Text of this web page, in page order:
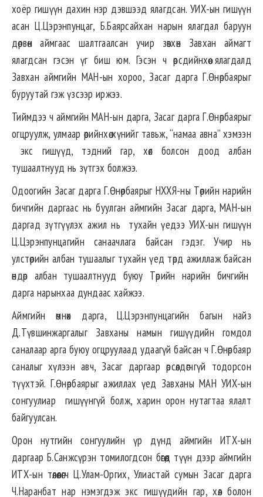
хоёр гишүүн дахин нэр дэвшээд ялагдсан. УИХ-ын гишүүн
асан Ц.Цэрэнпунцаг, Б.Баярсайхан нарын ялагдал баруун
дөрвөн аймгаас шалтгаалсан учир зөвхөн Завхан аймагт
ялагдсан гэсэн үг биш юм. Гэсэн ч өөрсдийнхөө ялагдалд
Завхан аймгийн МАН-ын хороо, Засаг дарга Г.Өнөрбаярыг
буруутай гэж үзсээр иржээ.
Тиймдээ ч аймгийн МАН-ын дарга, Засаг дарга Г.Өнөрбаярыг
огцруулж, улмаар өөрийнхөө хүнийг тавьж, “намаа авна” хэмээн
экс гишүүд, тэдний гар, хөл болсон доод албан
тушаалтнууд нь зүтгэх болжээ.
Одоогийн Засаг дарга Г.Өнөрбаярыг НХХЯ-ны Төрийн нарийн
бичгийн даргаас нь буулган аймгийн Засаг дарга, МАН-ын
даргад зүтгүүлэх ажил нь тухайн үедээ УИХ-ын гишүүн
Ц.Цэрэнпунцагийн санаачлага байсан гэдэг. Учир нь
улстөрийн албан тушаалыг тухайн үед төрд ажиллаж байсан
өндөр албан тушаалтнууд буюу Төрийн нарийн бичгийн
дарга нарынхаа дундаас хайжээ.
Аймгийн өмнөх дарга, Ц.Цэрэнпунцагийн багын найз
Д.Түвшинжаргалыг Завханы намын гишүүдийн гомдол
саналаар арга буюу огцруулаад удаагүй байсан ч Г.Өнөрбаяр
саналыг хүлээн авч, Засаг даргаар өрсөлдөгчгүй тодорсон
түүхтэй. Г.Өнөрбаярыг ажиллах үед Завханы МАН УИХ-ын
сонгуулиар гишүүнгүй болж, харин орон нутагтаа ялалт
байгуулсан.
Орон нутгийн сонгуулийн үр дүнд аймгийн ИТХ-ын
даргаар Б.Санжсүрэн томилогдсон бөгөөд түүн дээр аймгийн
ИТХ-ын төлөөлөгч Ц.Улам-Оргих, Улиастай сумын Засаг дарга
Ч.Наранбат нар нэмэгдэж экс гишүүдийн гар, хөл болон